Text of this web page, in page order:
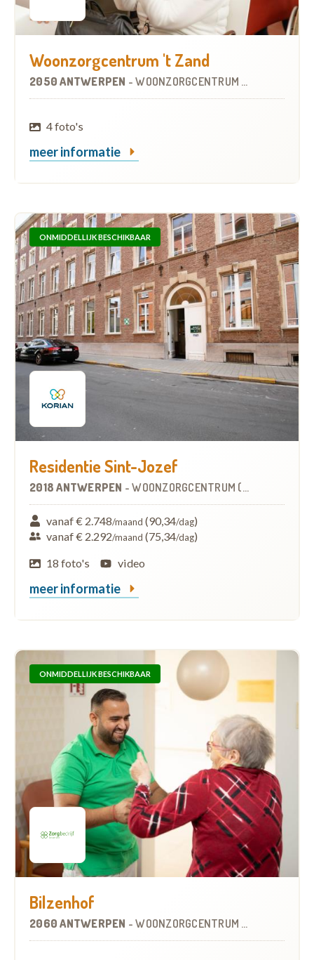
Woonzorgcentrum 't Zand
2050 ANTWERPEN -WOONZORGCENTRUM (WZC)
4 foto's
meer informatie
ONMIDDELLIJK BESCHIKBAAR
Residentie Sint-Jozef
2018 ANTWERPEN -WOONZORGCENTRUM (WZC)
vanaf € 2.748/maand (90,34/dag)
vanaf € 2.292/maand (75,34/dag)
18 foto's
video
meer informatie
ONMIDDELLIJK BESCHIKBAAR
Bilzenhof
2060 ANTWERPEN -WOONZORGCENTRUM (WZC)